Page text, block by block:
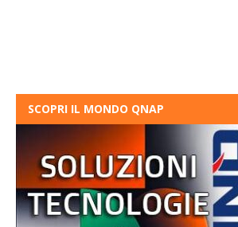
SCOPRI IL MONDO QNAP